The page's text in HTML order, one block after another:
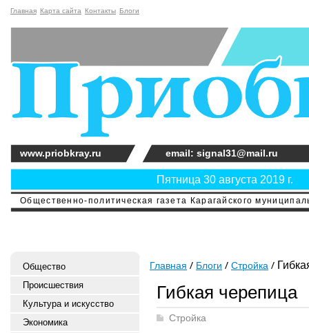
Главная Карта сайта Контакты Блоги
Общественно-политическая газета Карагайского
Пятница 30 августа 2019 г.
www.priobkray.ru email: signal31@mail.ru
Общество
Происшествия
Культура и искусство
Экономика
Главная Блоги Стройка
Гибкая черепица
Стройка